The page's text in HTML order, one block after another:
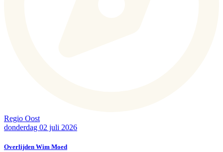
Regio Oost
donderdag 02 juli 2026
Overlijden Wim Moed